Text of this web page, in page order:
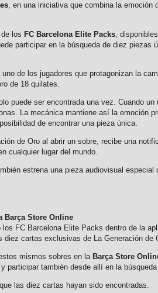
, en una iniciativa que combina la emoción
los FC Barcelona Elite Packs ,
participar en la búsqueda de diez piezas
uno de los jugadores que protagonizan la
de 18 quilates.
puede ser encontrada una vez. Cuando
La mecánica mantiene así la emoción
de encontrar una pieza única.
de Oro al abrir un sobre, recibe una
cualquier lugar del mundo.
estrena una pieza audiovisual
Barça Store Online
FC Barcelona Elite Packs dentro de la
cartas exclusivas de La Generación de
mismos sobres en la Barça Store
también desde allí en la
las diez cartas hayan sido encontradas.